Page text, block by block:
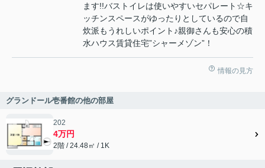
ます!!バストイレは使いやすいセパレート☆キ
ッチンスペースがゆったりとしているので自
炊派もうれしいポイント♪親御さんも安心の積
水ハウス賃貸住宅”シャーメゾン”！
情報の見方
グランドール壱番館の他の部屋
202
4万円
2階 / 24.48㎡ / 1K